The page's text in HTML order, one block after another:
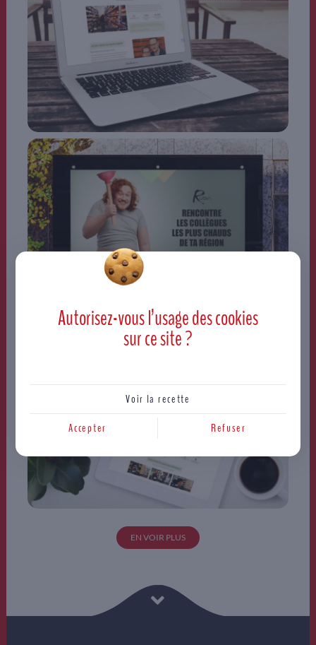
EN VOIR PLUS
Autorisez-vous l’usage descookies
sur ce site ?
Voir la recette
Accepter
Refuser